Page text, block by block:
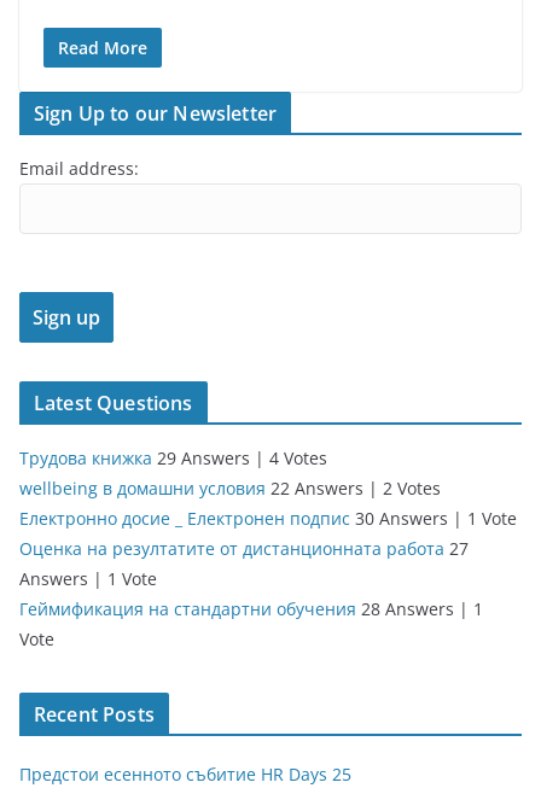
Read More
Sign Up to our Newsletter
Email address:
Latest Questions
Трудова книжка 29 Answers | 4 Votes
wellbeing в домашни условия 22 Answers | 2 Votes
Електронно досие _ Електронен подпис 30 Answers | 1 Vote
Оценка на резултатите от дистанционната работа 27
Answers | 1 Vote
Геймификация на стандартни обучения 28 Answers | 1
Vote
Recent Posts
Предстои есенното събитие HR Days 25